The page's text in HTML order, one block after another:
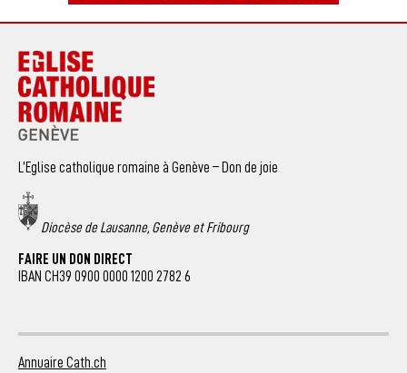
L’Eglise catholique romaine à Genève – Don de joie
Diocèse de Lausanne, Genève et Fribourg
FAIRE UN DON DIRECT
IBAN CH39 0900 0000 1200 2782 6
Annuaire Cath.ch